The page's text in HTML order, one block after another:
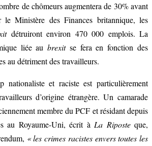
de chômeurs augmentera de 30% avant
Ministère des Finances britannique, les
détruiront environ 470 000 emplois. La
liée aubrexitse fera en fonction des
au détriment des travailleurs.
nationaliste et raciste est particulièrement
d’origine étrangère. Un camarade
membre du PCF et résidant depuis
au Royaume-Uni, écrit à La Riposteque,
« les crimes racistes envers toutes les